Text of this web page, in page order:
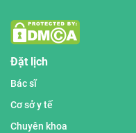
Đặt lịch
Bác sĩ
Cơ sở y tế
Chuyên khoa